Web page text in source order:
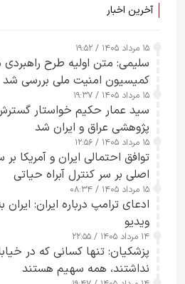
آخرین اخبار
۱۵ مرداد ۱۴۰۵ / ۱۹:۵۲
سلیمی: متن اولیه طرح راهبردی
کمیسیون امنیت ملی بررسی شد
۱۵ مرداد ۱۴۰۵ / ۱۹:۳۷
سید عمار حکیم خواستار
پژوهشی عراق و ایران شد
۱۵ مرداد ۱۴۰۵ / ۱۲:۵۶
توافق احتمالی ایران و آمریکا
اصلی بر سر کنترل آبراه حیاتی
۱۵ مرداد ۱۴۰۵ / ۰۸:۳۴
ادعای ترامپ درباره ایران:
ویدیو
۱۴ مرداد ۱۴۰۵ / ۲۲:۵۵
پزشکیان: تنها کسانی که در
نداشتند، همه سهیم هستند